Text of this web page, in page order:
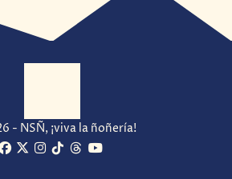
- NSÑ, ¡viva la ñoñería!